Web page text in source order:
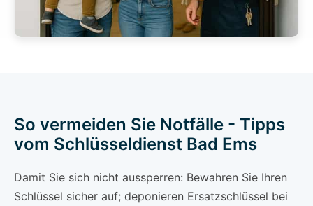
So vermeiden Sie Notfälle - Tipps
vom Schlüsseldienst Bad Ems
Damit Sie sich nicht aussperren: Bewahren Sie Ihren
Schlüssel sicher auf; deponieren Ersatzschlüssel bei